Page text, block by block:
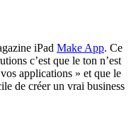
iPad Make App. Ce
c’est que le ton n’est
applications » et que le
de créer un vrai business